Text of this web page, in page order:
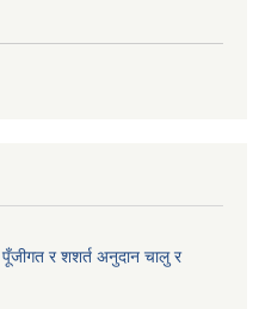
र शशर्त अनुदान चालु र